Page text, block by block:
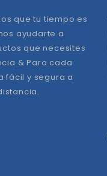
que tu tiempo es
ayudarte a
que necesites
& Para cada
fácil y segura a